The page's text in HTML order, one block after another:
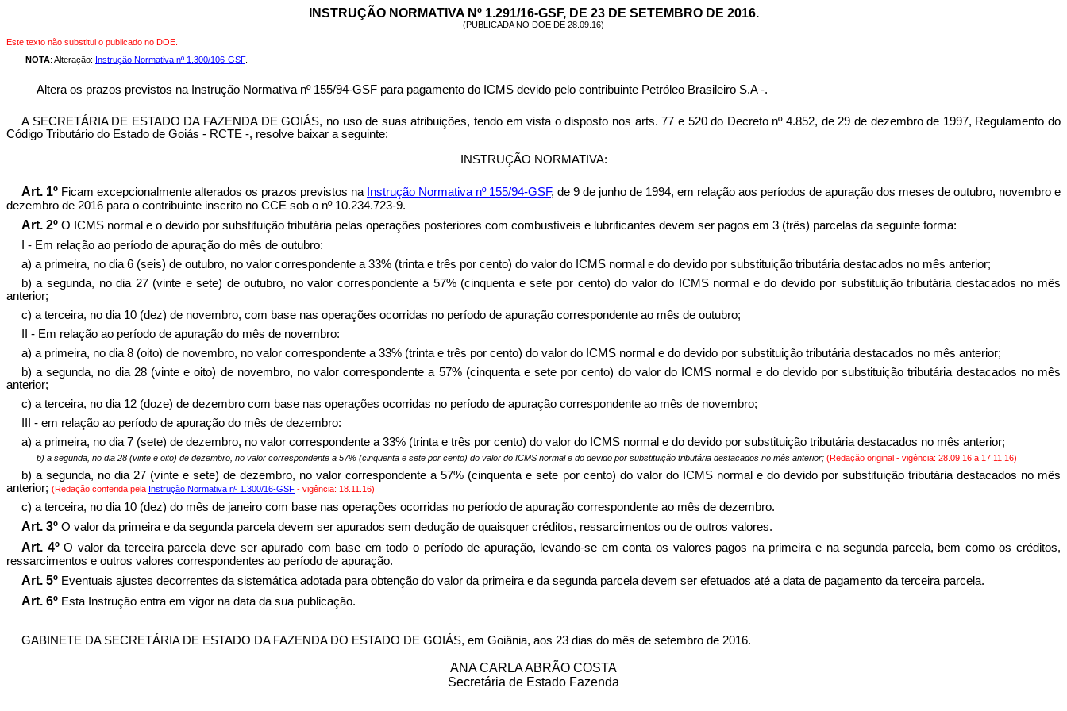
INSTRUÇÃO NORMATIVA Nº 1.291/16-GSF, DE 23 DE SETEMBRO DE 2016.
(PUBLICADA NO DOE DE 28.09.16)
Este texto não substitui o publicado no DOE.
NOTA: Alteração: Instrução Normativa nº 1.300/106-GSF.
Altera os prazos previstos na Instrução Normativa nº 155/94-GSF para pagamento do ICMS devido pelo contribuinte Petróleo Brasileiro S.A -.
A SECRETÁRIA DE ESTADO DA FAZENDA DE GOIÁS, no uso de suas atribuições, tendo em vista o disposto nos arts. 77 e 520 do Decreto nº 4.852, de 29 de dezembro de 1997, Regulamento do
Código Tributário do Estado de Goiás - RCTE -, resolve baixar a seguinte:
INSTRUÇÃO NORMATIVA:
Art. 1ºFicam excepcionalmente alterados os prazos previstos na Instrução Normativa nº 155/94-GSF, de 9 de junho de 1994, em relação aos períodos de apuração dos meses de outubro, novembro e
dezembro de 2016 para o contribuinte inscrito no CCE sob o nº 10.234.723-9.
Art. 2ºO ICMS normal e o devido por substituição tributária pelas operações posteriores com combustíveis e lubrificantes devem ser pagos em 3 (três) parcelas da seguinte forma:
I - Em relação ao período de apuração do mês de outubro:
a) a primeira, no dia 6 (seis) de outubro, no valor correspondente a 33% (trinta e três por cento) do valor do ICMS normal e do devido por substituição tributária destacados no mês anterior;
b) a segunda, no dia 27 (vinte e sete) de outubro, no valor correspondente a 57% (cinquenta e sete por cento) do valor do ICMS normal e do devido por substituição tributária destacados no mês
anterior;
c) a terceira, no dia 10 (dez) de novembro, com base nas operações ocorridas no período de apuração correspondente ao mês de outubro;
II - Em relação ao período de apuração do mês de novembro:
a) a primeira, no dia 8 (oito) de novembro, no valor correspondente a 33% (trinta e três por cento) do valor do ICMS normal e do devido por substituição tributária destacados no mês anterior;
b) a segunda, no dia 28 (vinte e oito) de novembro, no valor correspondente a 57% (cinquenta e sete por cento) do valor do ICMS normal e do devido por substituição tributária destacados no mês
anterior;
c) a terceira, no dia 12 (doze) de dezembro com base nas operações ocorridas no período de apuração correspondente ao mês de novembro;
III - em relação ao período de apuração do mês de dezembro:
a) a primeira, no dia 7 (sete) de dezembro, no valor correspondente a 33% (trinta e três por cento) do valor do ICMS normal e do devido por substituição tributária destacados no mês anterior;
b) a segunda, no dia 28 (vinte e oito) de dezembro, no valor correspondente a 57% (cinquenta e sete por cento) do valor do ICMS normal e do devido por substituição tributária destacados no mês anterior; (Redação original - vigência: 28.09.16 a 17.11.16)
b) a segunda, no dia 27 (vinte e sete) de dezembro, no valor correspondente a 57% (cinquenta e sete por cento) do valor do ICMS normal e do devido por substituição tributária destacados no mês
anterior; (Redação conferida pela Instrução Normativa nº 1.300/16-GSF - vigência: 18.11.16)
c) a terceira, no dia 10 (dez) do mês de janeiro com base nas operações ocorridas no período de apuração correspondente ao mês de dezembro.
Art. 3ºO valor da primeira e da segunda parcela devem ser apurados sem dedução de quaisquer créditos, ressarcimentos ou de outros valores.
Art. 4ºO valor da terceira parcela deve ser apurado com base em todo o período de apuração, levando-se em conta os valores pagos na primeira e na segunda parcela, bem como os créditos,
ressarcimentos e outros valores correspondentes ao período de apuração.
Art. 5ºEventuais ajustes decorrentes da sistemática adotada para obtenção do valor da primeira e da segunda parcela devem ser efetuados até a data de pagamento da terceira parcela.
Art. 6ºEsta Instrução entra em vigor na data da sua publicação.
GABINETE DA SECRETÁRIA DE ESTADO DA FAZENDA DO ESTADO DE GOIÁS, em Goiânia, aos 23 dias do mês de setembro de 2016.
ANA CARLA ABRÃO COSTA
Secretária de Estado Fazenda